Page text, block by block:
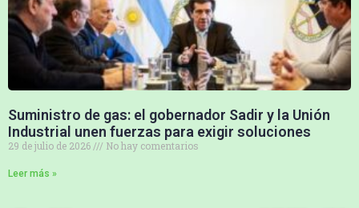
Suministro de gas: el gobernador Sadir y la Unión
Industrial unen fuerzas para exigir soluciones
29 de julio de 2026 No hay comentarios
Leer más »